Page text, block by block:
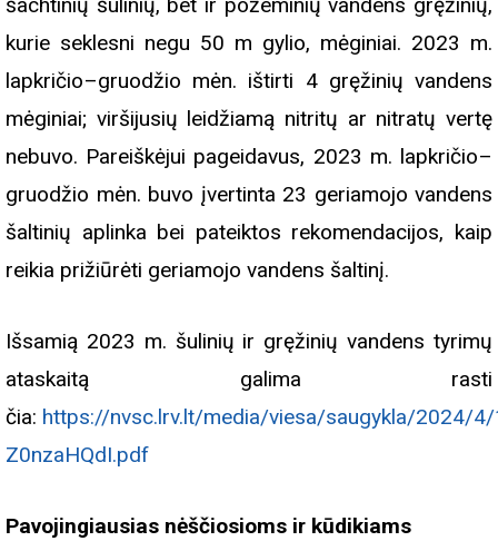
kurie seklesni negu 50 m gylio, mėginiai. 2023 m.
lapkričio–gruodžio mėn. ištirti 4 gręžinių vandens
mėginiai; viršijusių leidžiamą nitritų ar nitratų vertę
nebuvo. Pareiškėjui pageidavus, 2023 m. lapkričio–
gruodžio mėn. buvo įvertinta 23 geriamojo vandens
šaltinių aplinka bei pateiktos rekomendacijos, kaip
reikia prižiūrėti geriamojo vandens šaltinį.
Išsamią 2023 m. šulinių ir gręžinių vandens tyrimų
ataskaitą galima rasti
čia: https://nvsc.lrv.lt/media/viesa/saugykla/2024/
Z0nzaHQdI.pdf
Pavojingiausias nėščiosioms ir kūdikiams